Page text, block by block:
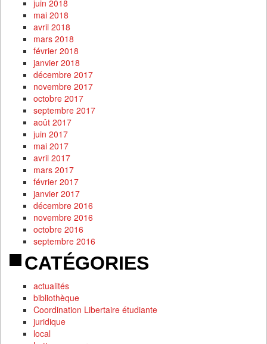
juin 2018
mai 2018
avril 2018
mars 2018
février 2018
janvier 2018
décembre 2017
novembre 2017
octobre 2017
septembre 2017
août 2017
juin 2017
mai 2017
avril 2017
mars 2017
février 2017
janvier 2017
décembre 2016
novembre 2016
octobre 2016
septembre 2016
CATÉGORIES
actualités
bibliothèque
Coordination Libertaire étudiante
juridique
local